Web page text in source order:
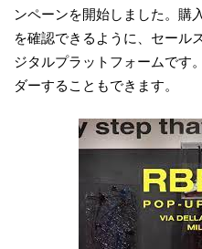
ンペーンを開始しました。購
を確認できるように、セール
ジタルプラットフォームです
ダーすることもできます。